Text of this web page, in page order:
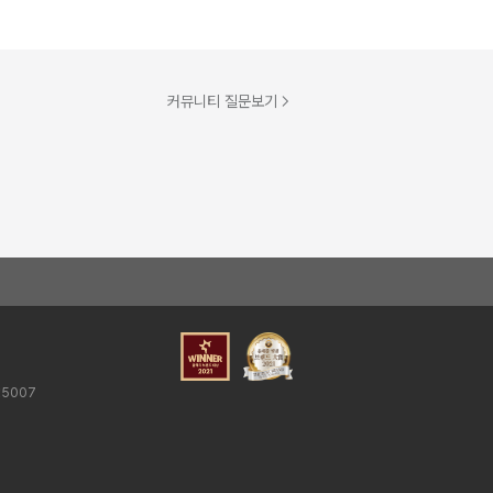
커뮤니티 질문보기